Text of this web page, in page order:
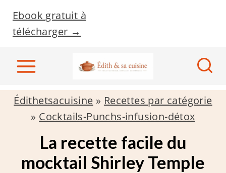
a
Ebook gratuit à
télécharger →
Édithetsacuisine » Recettes par catégorie
» Cocktails-Punchs-infusion-détox
La recette facile du
mocktail Shirley Temple